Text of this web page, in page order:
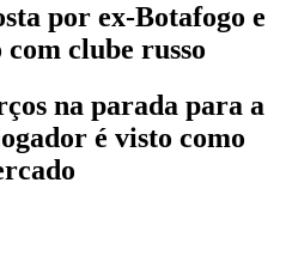
por ex-Botafogo e
clube russo
na parada para a
é visto como